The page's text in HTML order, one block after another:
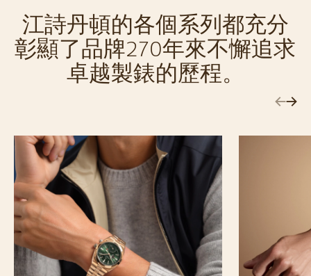
江詩丹頓的各個系列都充分
彰顯了品牌270年來不懈追求
卓越製錶的歷程。